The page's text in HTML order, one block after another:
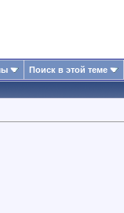
Поиск в этой теме